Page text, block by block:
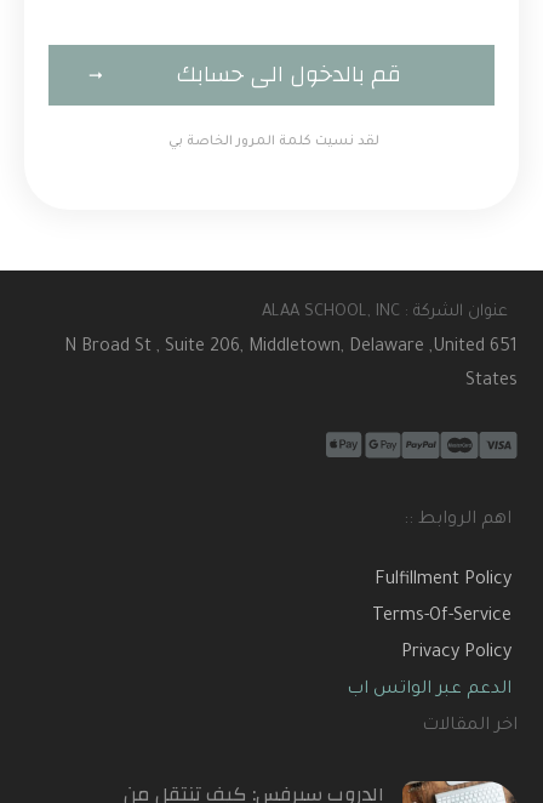
قم بالدخول الى حسابك
لقد نسيت كلمة المرور الخاصة بي
اخر المقالات
الدروب سيرفس: كيف تنتقل من
اهم الروابط ::
Fulfillment Policy
Terms-Of-Service
Privacy Policy
الدعم عبر الواتس اب
عنوان الشركة : ALAA SCHOOL, INC
651 N Broad St , Suite 206, Middletown, Delaware ,United
States